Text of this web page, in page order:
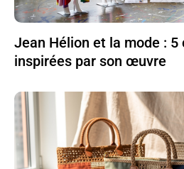
Jean Hélion et la mode :
inspirées par son œuvre